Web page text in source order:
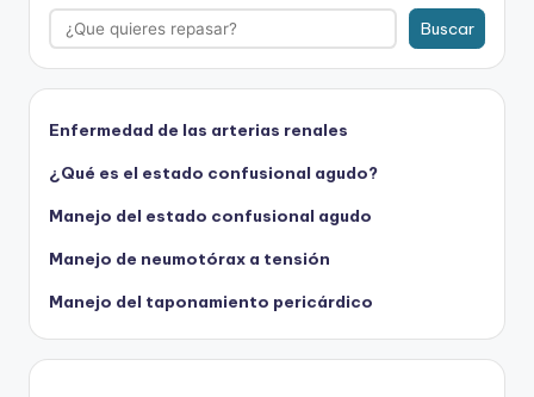
Buscar
Enfermedad de las arterias renales
¿Qué es el estado confusional agudo?
Manejo del estado confusional agudo
Manejo de neumotórax a tensión
Manejo del taponamiento pericárdico